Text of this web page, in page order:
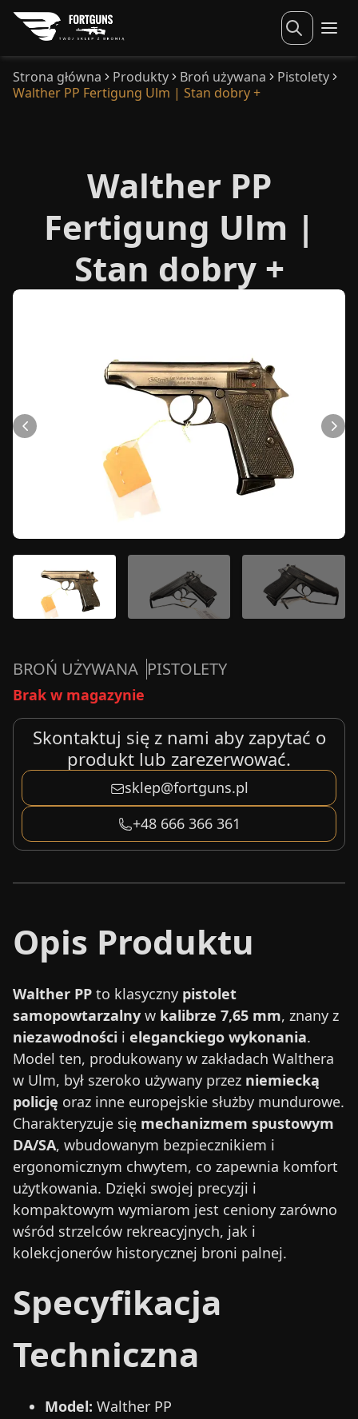
Strona główna Produkty Broń używana
Pistolety
Walther PP Fertigung Ulm | Stan dobry +
Walther PP
Fertigung Ulm |
Stan dobry +
BROŃ UŻYWANA PISTOLETY
Brak w magazynie
Skontaktuj się z nami aby zapytać o
produkt lub zarezerwować.
sklep@fortguns.pl
+48 666 366 361
Opis Produktu
Walther PP to klasyczny pistolet
samopowtarzalny w kalibrze 7,65 mm, znany z
niezawodności i eleganckiego wykonania.
Model ten, produkowany w zakładach Walthera
w Ulm, był szeroko używany przez niemiecką
policję oraz inne europejskie służby mundurowe.
Charakteryzuje się mechanizmem spustowym
DA/SA, wbudowanym bezpiecznikiem i
ergonomicznym chwytem, co zapewnia komfort
użytkowania. Dzięki swojej precyzji i
kompaktowym wymiarom jest ceniony zarówno
wśród strzelców rekreacyjnych, jak i
kolekcjonerów historycznej broni palnej.
Specyfikacja
Techniczna
Model: Walther PP